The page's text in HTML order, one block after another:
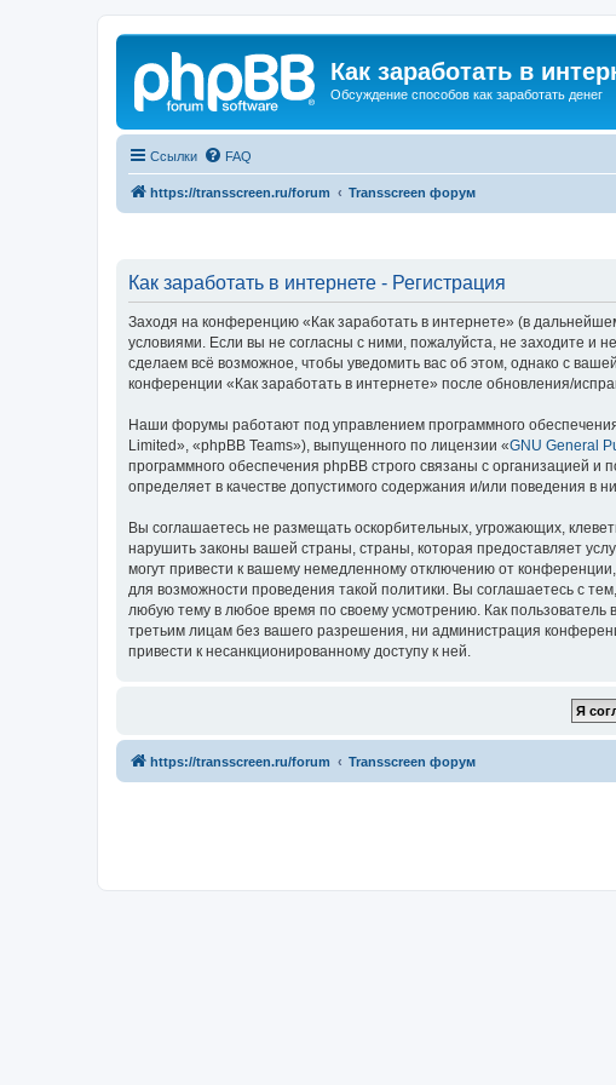
Как заработать в
Обсуждение способов как заработать денег
Ссылки FAQ
https://transscreen.ru/forum Transscreen форум
Как заработать в интернете - Регистрация
Заходя на конференцию «Как заработать в интернете» (в
условиями. Если вы не согласны с ними, пожалуйста, не заходите и
сделаем всё возможное, чтобы уведомить вас об этом, однако с
конференции «Как заработать в интернете» после обновления/
Наши форумы работают под управлением программного
Limited», «phpBB Teams»), выпущенного по лицензии «GNU General
программного обеспечения phpBB строго связаны с организацией
определяет в качестве допустимого содержания и/или поведения
Вы соглашаетесь не размещать оскорбительных, угрожающих,
нарушить законы вашей страны, страны, которая предоставляет
могут привести к вашему немедленному отключению от
для возможности проведения такой политики. Вы соглашаетесь с
любую тему в любое время по своему усмотрению. Как
третьим лицам без вашего разрешения, ни администрация
привести к несанкционированному доступу к ней.
https://transscreen.ru/forum Transscreen форум